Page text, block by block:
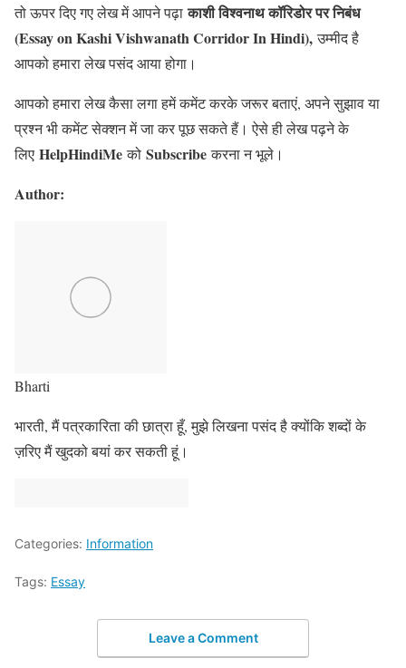
तो ऊपर दिए गए लेख में आपने पढ़ाकाशी विश्वनाथ कॉरिडोर पर निबंध
(Essay on Kashi Vishwanath Corridor In Hindi),उम्मीद है
आपको हमारा लेख पसंद आया होगा।
आपको हमारा लेख कैसा लगा हमें कमेंट करके जरूर बताएं, अपने सुझाव या
प्रश्न भी कमेंट सेक्शन में जा कर पूछ सकते हैं। ऐसे ही लेख पढ़ने के
लिए HelpHindiMeको Subscribeकरना न भूले।
Author:
Bharti
भारती, मैं पत्रकारिता की छात्रा हूँ, मुझे लिखना पसंद है क्योंकि शब्दों के
ज़रिए मैं खुदको बयां कर सकती हूं।
Categories: Information
Tags: Essay
Leave a Comment